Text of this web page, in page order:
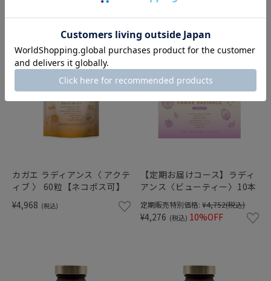
カガエ ラディアンス〈 アクテ
ィブ 〉 60粒【ネコポス可】
¥4,968 (税込)
【定期お届けコース】ラディ
アンス〈ビューティー〉10本
定期販売特別価格: ¥4,752(税込)
¥4,276 (税込) 10%OFF